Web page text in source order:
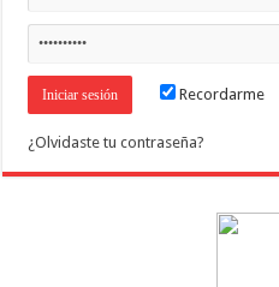
Recordarme
¿Olvidaste tu contraseña?